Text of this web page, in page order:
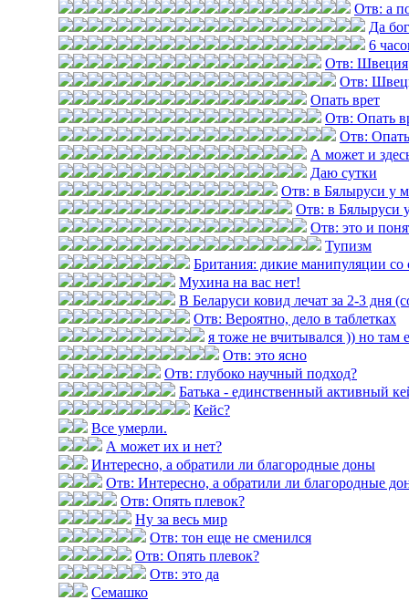
Отв: а
Да
6
Отв: Швеция
Отв:
Опать врет
Отв: Опать
Отв:
А может и
Даю сутки
Отв: в Бялыруси у
Отв: в Бялыруси
Отв: это и
Тупизм
Британия: дикие манипуляции со
Мухина на вас нет!
В Беларуси ковид лечат за 2-3 дня
Отв: Вероятно, дело в таблетках
я тоже не вчитывался )) но там
Отв: это ясно
Отв: глубоко научный подход?
Батька - единственный активный
Кейс?
Все умерли.
А может их и нет?
Интересно, а обратили ли благородные доны
Отв: Интересно, а обратили ли благородные
Отв: Опять плевок?
Ну за весь мир
Отв: тон еще не сменился
Отв: Опять плевок?
Отв: это да
Семашко